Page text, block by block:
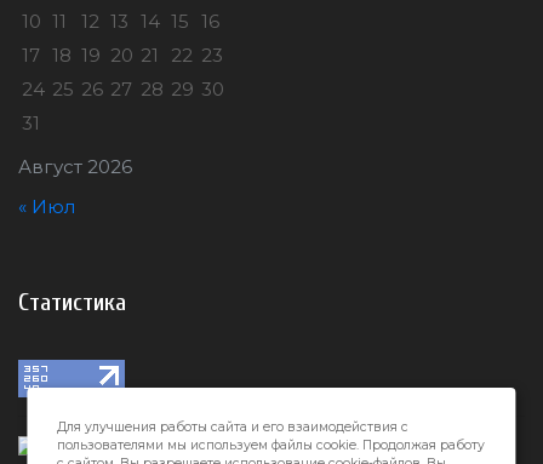
Август 2026
10 11 12 13 14 15 16
17 18 19 20 21 22 23
24 25 26 27 28 29 30
31
« Июл
Статистика
Для улучшения работы сайта и его взаимодействия с
пользователями мы используем файлы cookie. Продолжая работу